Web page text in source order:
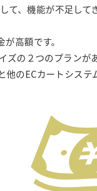
て、機能が不足して
高額です。
ズの２つのプラン
のECカートシステ